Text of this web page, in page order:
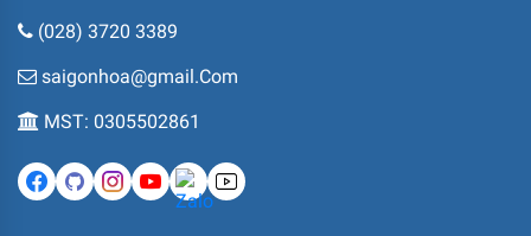
(028) 3720 3389
saigonhoa@gmail.Com
MST: 0305502861